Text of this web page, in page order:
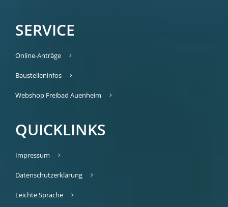
SERVICE
Online-Anträge
Baustelleninfos
Webshop Freibad Auenheim
QUICKLINKS
Impressum
Datenschutzerklärung
Leichte Sprache